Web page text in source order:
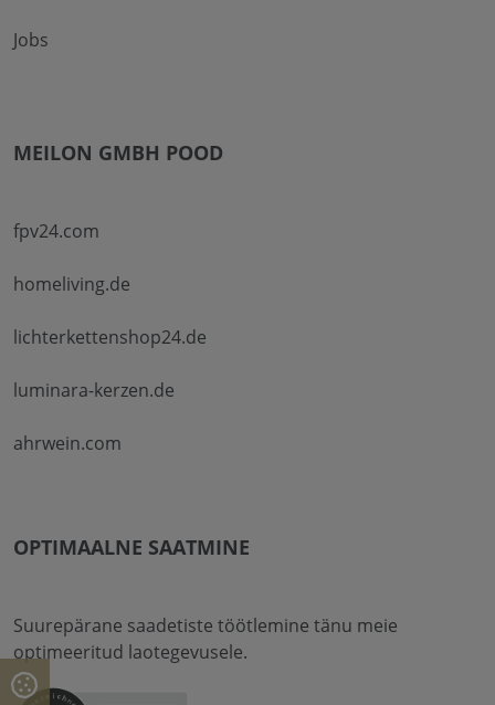
Jobs
MEILON GMBH POOD
fpv24.com
homeliving.de
lichterkettenshop24.de
luminara-kerzen.de
ahrwein.com
OPTIMAALNE SAATMINE
Suurepärane saadetiste töötlemine tänu meie
optimeeritud laotegevusele.